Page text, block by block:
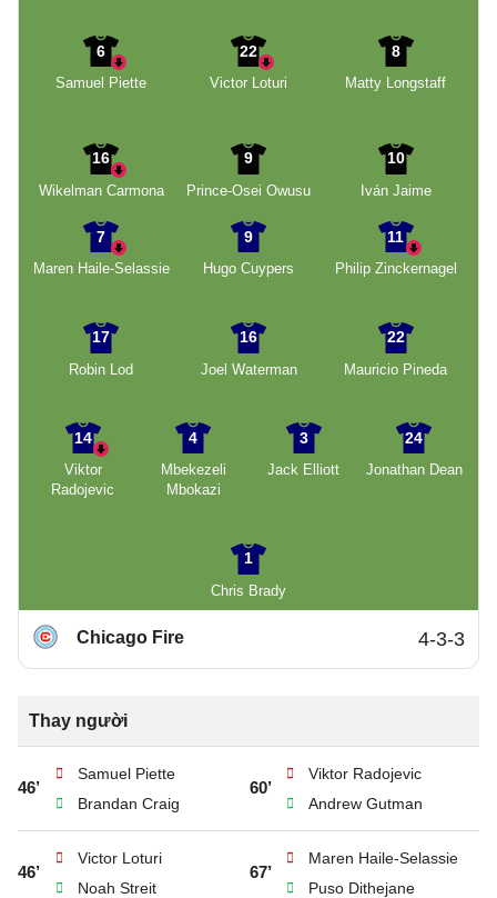
6
Samuel Piette
22
Victor Loturi
8
Matty Longstaff
16
Wikelman Carmona
9
Prince-Osei Owusu
10
Iván Jaime
7
Maren Haile-Selassie
9
Hugo Cuypers
11
Philip Zinckernagel
17
Robin Lod
16
Joel Waterman
22
Mauricio Pineda
14
Viktor
Radojevic
4
Mbekezeli
Mbokazi
3
Jack Elliott
24
Jonathan Dean
1
Chris Brady
Chicago Fire 4-3-3
Thay người
46’
Samuel Piette
Brandan Craig
60’
Viktor Radojevic
Andrew Gutman
46’
Victor Loturi
Noah Streit
67’
Maren Haile-Selassie
Puso Dithejane